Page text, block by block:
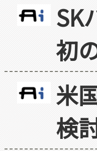
SK
初
米
検